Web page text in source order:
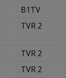
B1TV
TVR 2
TVR 2
TVR 2